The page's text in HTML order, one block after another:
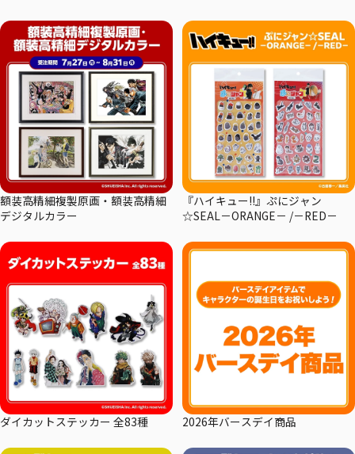
額装高精細複製原画・額装高精細
デジタルカラー
『ハイキュー!!』ぷにジャン
☆SEAL－ORANGE－ /－RED－
ダイカットステッカー 全83種 2026年バースデイ商品